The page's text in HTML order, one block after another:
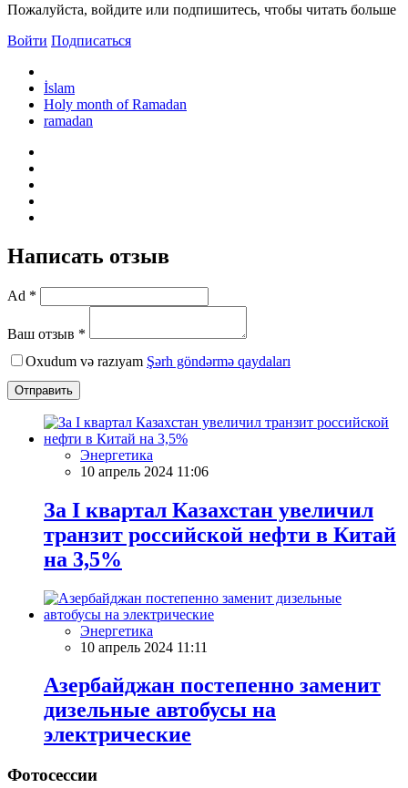
Пожалуйста, войдите или подпишитесь, чтобы читать больше
Войти Подписаться
İslam
Holy month of Ramadan
ramadan
Написать отзыв
Ad *
Ваш отзыв *
Oxudum və razıyam Şərh göndərmə qaydaları
Отправить
Энергетика
10 апрель 2024 11:06
За I квартал Казахстан увеличил
транзит российской нефти в Китай
на 3,5%
Энергетика
10 апрель 2024 11:11
Азербайджан постепенно заменит
дизельные автобусы на
электрические
Фотосессии